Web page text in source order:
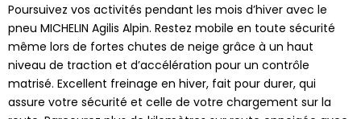
Poursuivez vos activités pendant les mois d’hiver avec le
pneu MICHELIN Agilis Alpin. Restez mobile en toute sécurité
même lors de fortes chutes de neige grâce à un haut
niveau de traction et d’accélération pour un contrôle
matrisé. Excellent freinage en hiver, fait pour durer, qui
assure votre sécurité et celle de votre chargement sur la